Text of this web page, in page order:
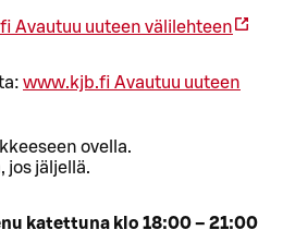
Avautuu uuteen välilehteen
www.kjb.fi Avautuu uuteen
ovella.
jos jäljellä.
katettuna klo 18:00 – 21:00